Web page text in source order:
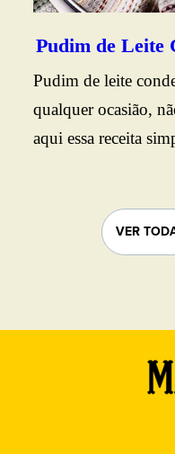
Pudim de Leite
Pudim de leite
qualquer ocasião,
aqui essa receita
VER